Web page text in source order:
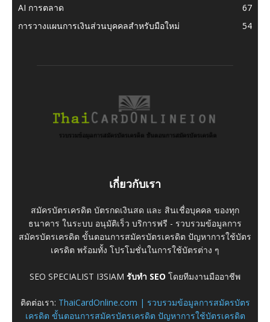
AI การตลาด
67
การวางแผนการเงินส่วนบุคคลสำหรับมือใหม่
54
เกี่ยวกับเรา
สมัครบัตรเครดิต บัตรกดเงินสด และ สินเชื่อบุคคล ของทุก
ธนาคาร ในระบบ อนุมัติเร็ว บริการฟรี - รวบรวมข้อมูลการ
สมัครบัตรเครดิต ขั้นตอนการสมัครบัตรเครดิต ปัญหาการใช้บัตร
เครดิต พร้อมทั้ง โปรโมชั่นในการใช้บัตรต่าง ๆ
SEO SPECIALIST I3SIAM รับทำ SEO โดยทีมงานมืออาชีพ
ติดต่อเรา: ThaiCardOnline.com | รวบรวมข้อมูลการสมัครบัตร
เครดิต ขั้นตอนการสมัครบัตรเครดิต ปัญหาการใช้บัตรเครดิต